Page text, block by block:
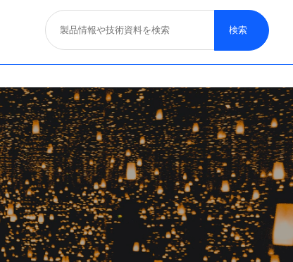
具
医療照明
一般照明
特殊照明
取り扱いブランド
募集概要